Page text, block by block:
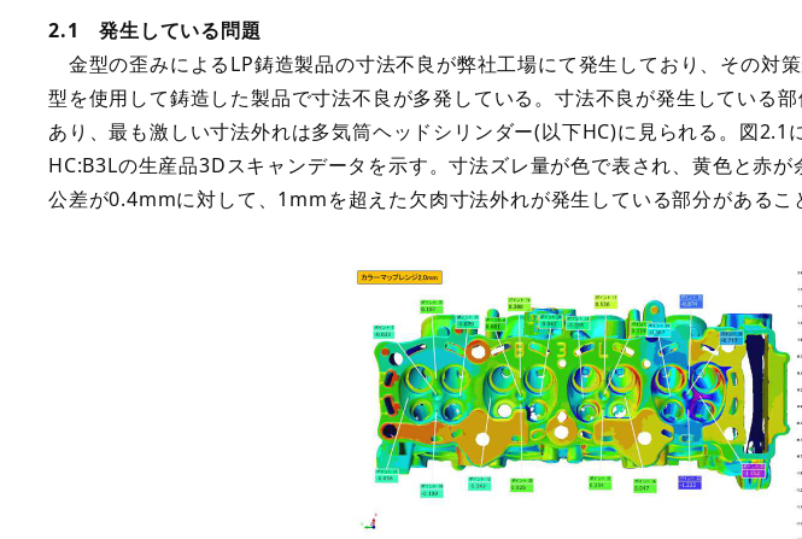
2.1 発生している問題
金型の歪みによるLP鋳造製品の寸法不良が弊社工場にて発生しており、その対
型を使用して鋳造した製品で寸法不良が多発している。寸法不良が発生している
あり、最も激しい寸法外れは多気筒ヘッドシリンダー(以下HC)に見られる。図
HC:B3Lの生産品3Dスキャンデータを示す。寸法ズレ量が色で表され、黄色と赤
公差が0.4mmに対して、1mmを超えた欠肉寸法外れが発生している部分があるこ